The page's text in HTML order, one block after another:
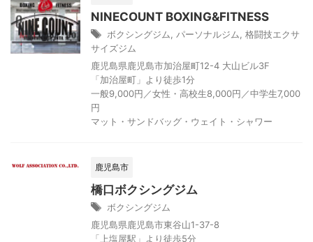
NINECOUNT BOXING&FITNESS
ボクシングジム パーソナルジム
格闘技エクサ
サイズジム
鹿児島県鹿児島市加治屋町12-4 大山ビル3F
「加治屋町」より徒歩1分
一般9,000円／女性・高校生8,000円／中学生7,000
円
マット・サンドバッグ・ウェイト・シャワー
鹿児島市
橋口ボクシングジム
ボクシングジム
鹿児島県鹿児島市東谷山1-37-8
「上塩屋駅」より徒歩5分